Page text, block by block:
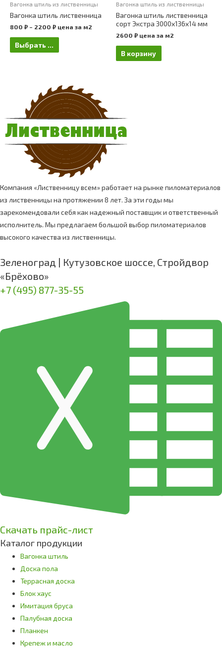
Вагонка штиль из лиственницы
Вагонка штиль лиственница
800 ₽ – 2200 ₽ цена за м2
Выбрать ...
Вагонка штиль из лиственницы
Вагонка штиль лиственница
сорт Экстра 3000х136х14 мм
2600 ₽ цена за м2
В корзину
Компания «Лиственницу всем» работает на рынке пиломатериалов
из лиственницы на протяжении 8 лет. За эти годы мы
зарекомендовали себя как надежный поставщик и ответственный
исполнитель. Мы предлагаем большой выбор пиломатериалов
высокого качества из лиственницы.
Зеленоград | Кутузовское шоссе, Стройдвор
«Брёхово»
+7 (495) 877-35-55
Скачать прайс-лист
Каталог продукции
Вагонка штиль
Доска пола
Террасная доска
Блок хаус
Имитация бруса
Палубная доска
Планкен
Крепеж и масло